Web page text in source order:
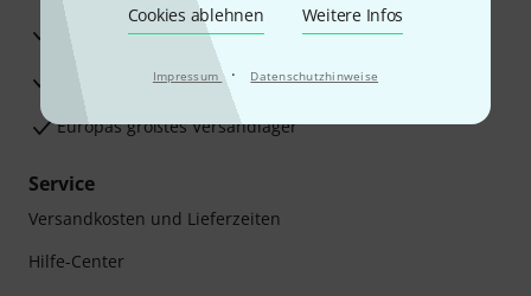
Cookies ablehnen Weitere Infos
Impressum · Datenschutzhinweise
Beratung durch Fachexperten
Zufriedenheitsgarantie
Europas größtes Versandlager
Service
Versandkosten und Lieferzeiten
Hilfe-Center